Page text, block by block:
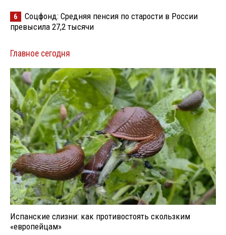
6
Соцфонд: Средняя пенсия по старости в России
превысила 27,2 тысячи
Главное сегодня
Испанские слизни: как противостоять скользким
«европейцам»